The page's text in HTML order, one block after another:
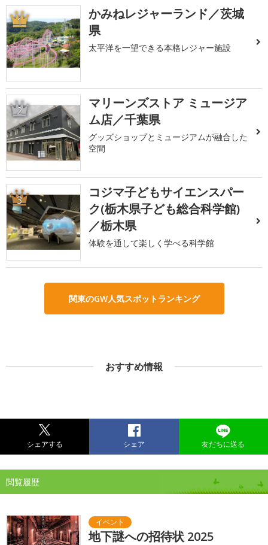
1
かみねレジャーランド／茨城
県
太平洋を一望できる本格レジャー施設
2
マリーンズストア ミュージア
ム店／千葉県
グッズショップとミュージアムが融合した
空間
3
コジマ子どもサイエンスパー
ク(栃木県子ども総合科学館)
／栃木県
体験を通して楽しく学べる科学館
関東のGW人気スポットランキング
おすすめ情報
シェアする シェア 友だちに送る
閲覧履歴
地下謎への招待状 2025